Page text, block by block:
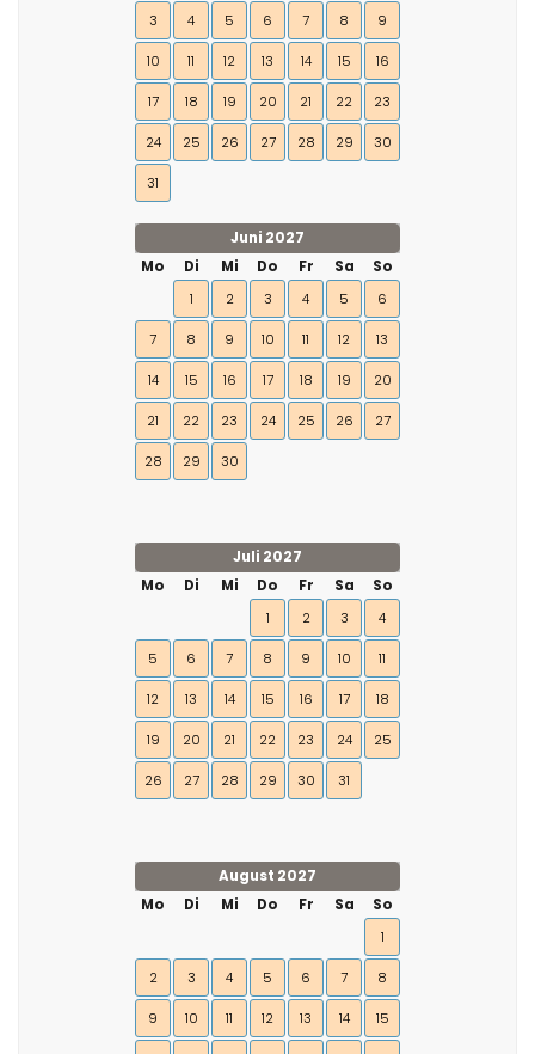
3 4 5 6 7 8 9
10 11 12 13 14 15 16
17 18 19 20 21 22 23
24 25 26 27 28 29 30
31
Juni 2027
Mo
Di Mi Do Fr Sa
So
1
2 3 4 5 6
7 8 9 10 11 12 13
14 15 16 17 18 19 20
21 22 23 24 25 26 27
28 29 30
Juli 2027
Mo
Di Mi Do Fr Sa
So
1
2 3 4
5 6 7 8 9 10 11
12 13 14 15 16 17 18
19 20 21 22 23 24 25
26 27 28 29 30 31
August 2027
Mo
Di Mi Do Fr Sa
So
1
2 3 4 5 6 7 8
9 10 11 12 13 14 15